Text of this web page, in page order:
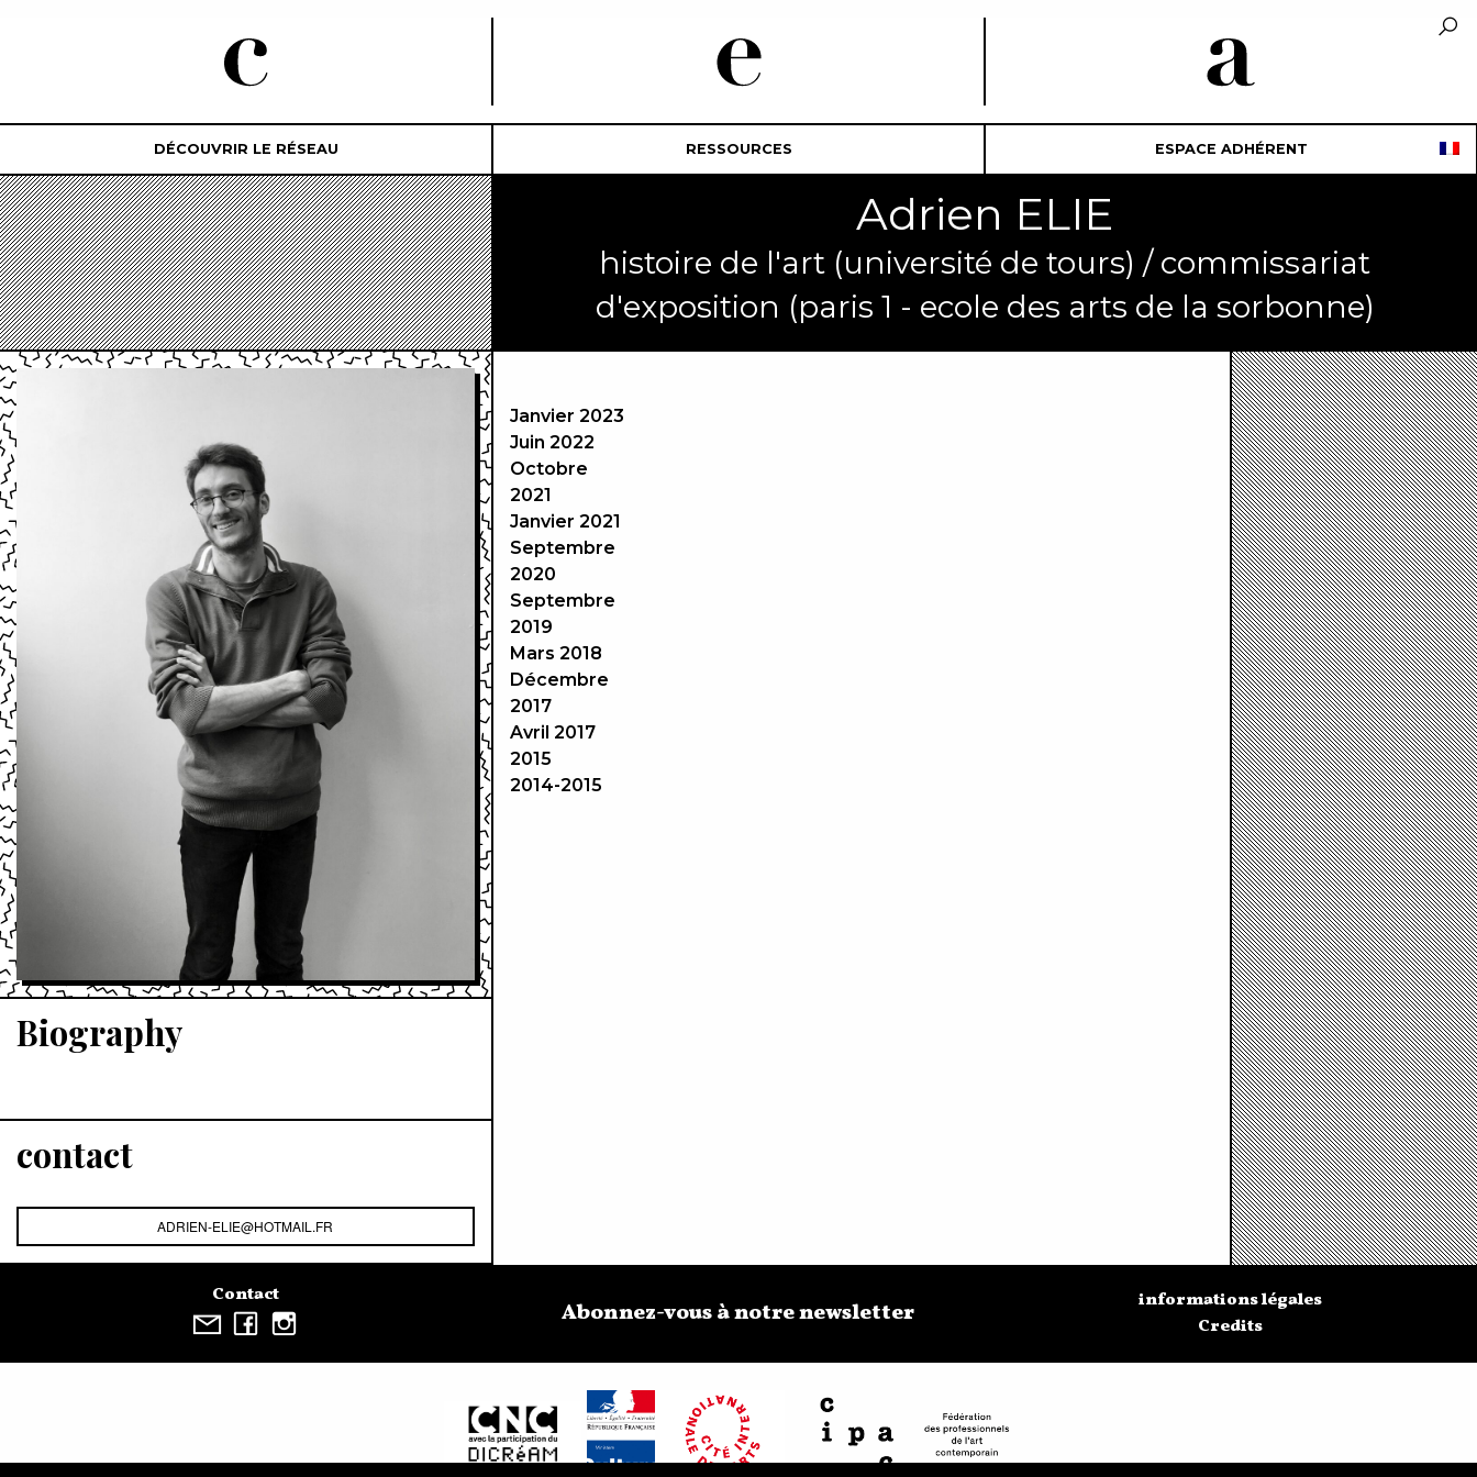
DÉCOUVRIR LE RÉSEAU RESSOURCES ESPACE ADHÉRENT
Adrien ELIE
histoire de l'art (université de tours) / commissariat
d'exposition (paris 1 - ecole des arts de la sorbonne)
Biography
contact
ADRIEN-ELIE@HOTMAIL.FR
Janvier 2023
Juin 2022
Octobre
2021
Janvier 2021
Septembre
2020
Septembre
2019
Mars 2018
Décembre
2017
Avril 2017
2015
2014-2015
Contact
Abonnez-vous à notre newsletter
informations légales
Credits